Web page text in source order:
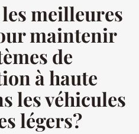
meilleures
maintenir
de
à haute
les véhicules
légers?